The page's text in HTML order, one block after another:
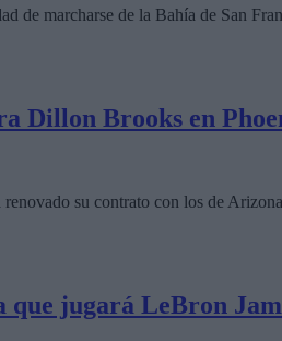
de marcharse de la Bahía de San
Dillon Brooks en
su contrato con los de Arizona
que jugará LeBron